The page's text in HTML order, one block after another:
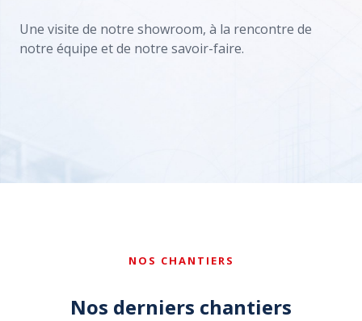
Une visite de notre showroom, à la rencontre de
notre équipe et de notre savoir-faire.
Accepter les cookies pour voir la vidéo
NOS CHANTIERS
Nos derniers chantiers